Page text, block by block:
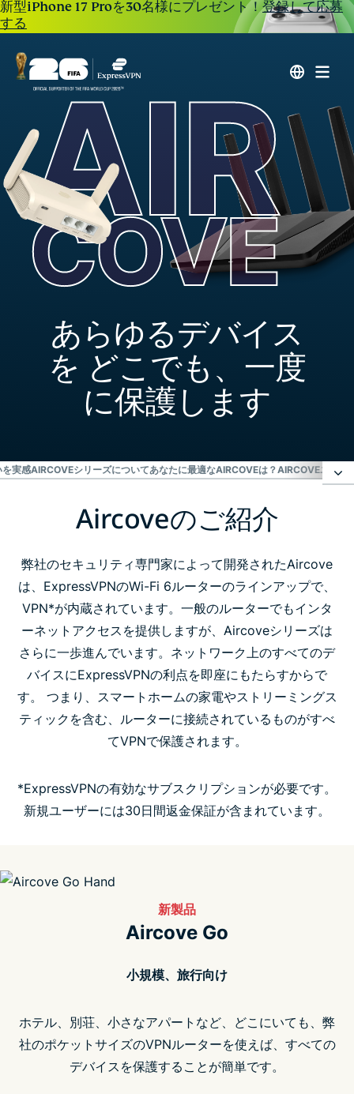
新型iPhone 17 Proを30名様にプレゼント！登録して応募
する
あらゆるデバイス
を どこでも、一度
に保護します
を実感AIRCOVEシリーズについてあなたに最適なAIRCOVEは？AIRCOVEユーザ
Aircoveのご紹介
Aircoveで違いを実感
Aircoveシリーズについて
あなたに最適なAircoveは？
Aircoveユーザーの声
Aircoveのご紹介
弊社のセキュリティ専門家によって開発されたAircove
は、ExpressVPNのWi-Fi 6ルーターのラインアップで、
VPN*が内蔵されています。一般のルーターでもインタ
ーネットアクセスを提供しますが、Aircoveシリーズは
さらに一歩進んでいます。ネットワーク上のすべてのデ
バイスにExpressVPNの利点を即座にもたらすからで
す。 つまり、スマートホームの家電やストリーミングス
ティックを含む、ルーターに接続されているものがすべ
てVPNで保護されます。
*ExpressVPNの有効なサブスクリプションが必要です。
新規ユーザーには30日間返金保証が含まれています。
新製品
Aircove Go
小規模、旅行向け
ホテル、別荘、小さなアパートなど、どこにいても、弊
社のポケットサイズのVPNルーターを使えば、すべての
デバイスを保護することが簡単です。